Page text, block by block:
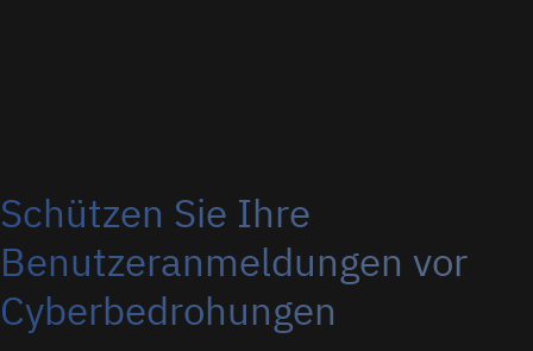
Schützen Sie Ihre
Benutzeranmeldungen vor
Cyberbedrohungen